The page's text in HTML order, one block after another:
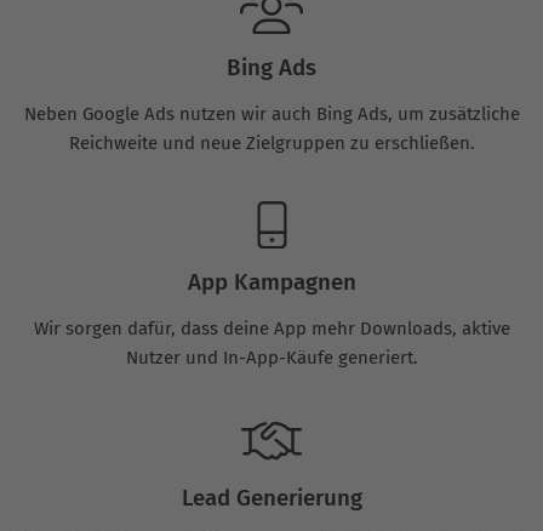
Bing Ads
Neben Google Ads nutzen wir auch Bing Ads, um zusätzliche
Reichweite und neue Zielgruppen zu erschließen.
App Kampagnen
Wir sorgen dafür, dass deine App mehr Downloads, aktive
Nutzer und In-App-Käufe generiert.
Lead Generierung